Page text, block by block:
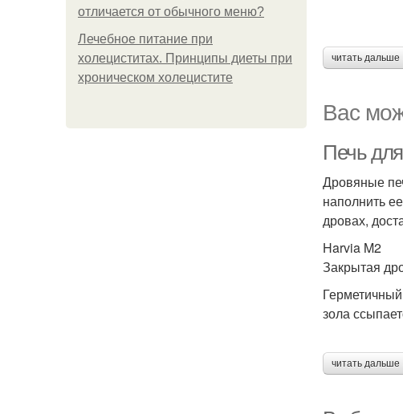
отличается от обычного меню?
Лечебное питание при
холециститах. Принципы диеты при
хроническом холецистите
читать
Вас
Печь
Дровяные
наполнить
дровах,
Harvia M2
Закрытая
зола
читать